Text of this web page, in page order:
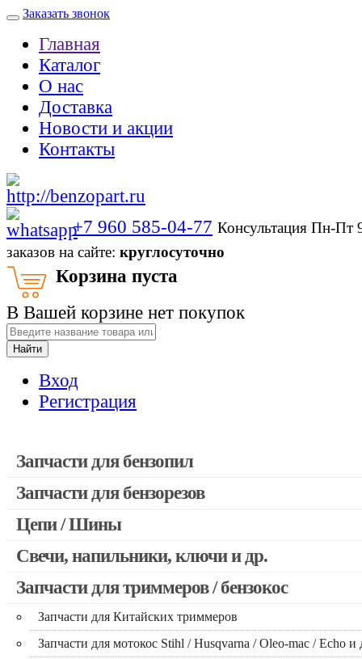
Заказать звонок
Главная
Каталог
О нас
Доставка
Новости и акции
Контакты
+7 960 585-04-77 Консультация Пн-
заказов на сайте: круглосуточно
Корзина пуста
В Вашей корзине нет покупок
Найти
Вход
Регистрация
Запчасти для бензопил
Запчасти для бензопил Stihl
Запчасти для бензопил Husqvarna, Partner
Запчасти для бензопил Oleo-mac, Echo и др.
Запчасти для бензорезов
Цепи / Шины
Свечи, напильники, ключи и др.
Запчасти для триммеров / бензокос
Запчасти для Китайских триммеров
Запчасти для мотокос Stihl / Husqvarna / Oleo-mac / Echo и